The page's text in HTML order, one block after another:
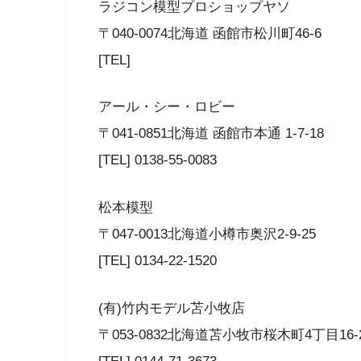
ラジコン模型プロショップヤソ
〒040-0074北海道 函館市松川町46-6
[TEL]
アール・シー・ロビー
〒041-0851北海道 函館市本通 1-7-18
[TEL] 0138-55-0083
松本模型
〒047-0013北海道小樽市奥沢2-9-25
[TEL] 0134-22-1520
(有)竹内モデル苫小牧店
〒053-0832北海道苫小牧市桜木町4丁目16-